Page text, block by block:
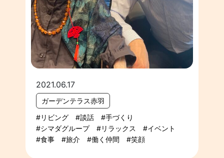
2021.06.17
ガーデンテラス赤羽
リビング
談話
手づくり
シマダグループ
リラックス
イベント
食事
旅介 働く仲間 笑顔